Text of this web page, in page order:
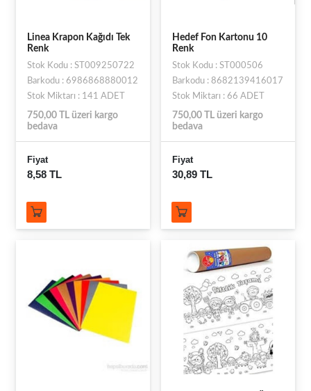
Linea Krapon Kağıdı Tek
Renk
Stok Kodu : ST009250722
Barkodu : 6986868880012
Stok Miktarı : 141 ADET
750,00 TL üzeri kargo
bedava
Fiyat
8,58 TL
Hedef Fon Kartonu 10
Renk
Stok Kodu : ST000506
Barkodu : 8682139416017
Stok Miktarı : 66 ADET
750,00 TL üzeri kargo
bedava
Fiyat
30,89 TL